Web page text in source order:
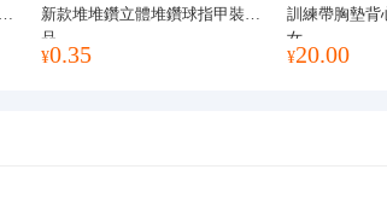
新款堆堆鑽立體堆鑽球指甲裝飾
品
¥0.35
訓練帶胸墊背
女
¥20.00